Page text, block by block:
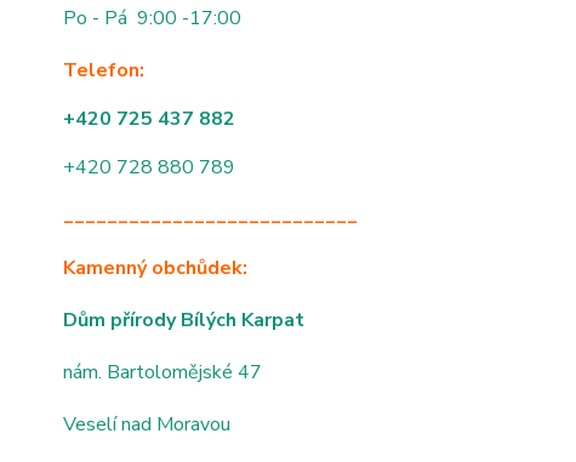
Po - Pá 9:00 -17:00
Telefon:
+420 725 437 882
+420 728 880 789
___________________________
Kamenný obchůdek:
Dům přírody Bílých Karpat
nám. Bartolomějské 47
Veselí nad Moravou